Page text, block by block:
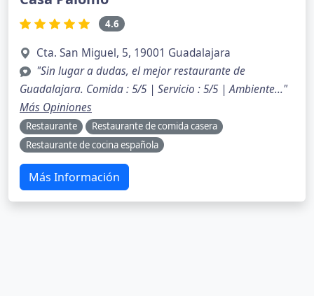
4.6
Cta. San Miguel, 5, 19001 Guadalajara
"Sin lugar a dudas, el mejor restaurante de
Guadalajara. Comida : 5/5 | Servicio : 5/5 | Ambiente..."
Más Opiniones
Restaurante
Restaurante de comida casera
Restaurante de cocina española
Más Información